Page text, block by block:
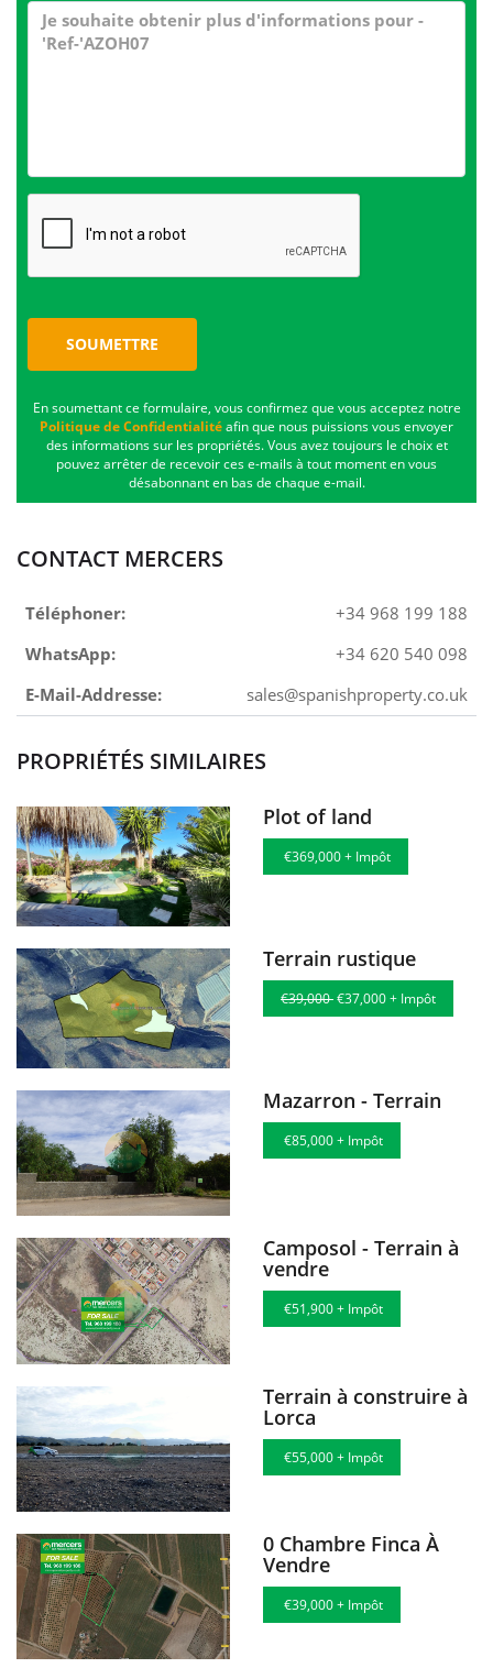
SOUMETTRE
En soumettant ce formulaire, vous confirmez que vous acceptez notre
Politique de Confidentialitéafin que nous puissions vous envoyer
des informations sur les propriétés. Vous avez toujours le choix et
pouvez arrêter de recevoir ces e-mails à tout moment en vous
désabonnant en bas de chaque e-mail.
CONTACT MERCERS
Téléphoner:
+34 968 199 188
WhatsApp:
+34 620 540 098
E-Mail-Addresse:
sales@spanishproperty.co.uk
PROPRIÉTÉS SIMILAIRES
Plot of land
€369,000 + Impôt
Terrain rustique
€39,000€37,000 + Impôt
Mazarron - Terrain
€85,000 + Impôt
Camposol - Terrain à
vendre
€51,900 + Impôt
Terrain à construire à
Lorca
€55,000 + Impôt
0 Chambre Finca À
Vendre
€39,000 + Impôt